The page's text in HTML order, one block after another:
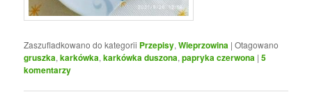
Zaszufladkowano do kategorii Przepisy,Wieprzowina |Otagowano
gruszka,karkówka,karkówka duszona,papryka czerwona |5
komentarzy